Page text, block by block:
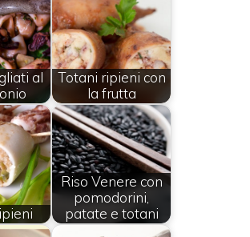
al
Totani ripieni con
la frutta
Riso Venere con
pomodorini,
patate e totani